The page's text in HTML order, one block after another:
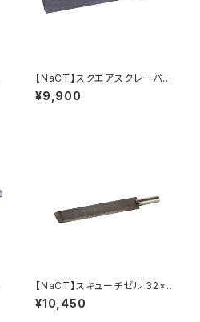
【NaCT】スクエアスクレーパー
32×8mm
¥9,900
【NaCT】スキューチゼル 32×8
mm
¥10,450